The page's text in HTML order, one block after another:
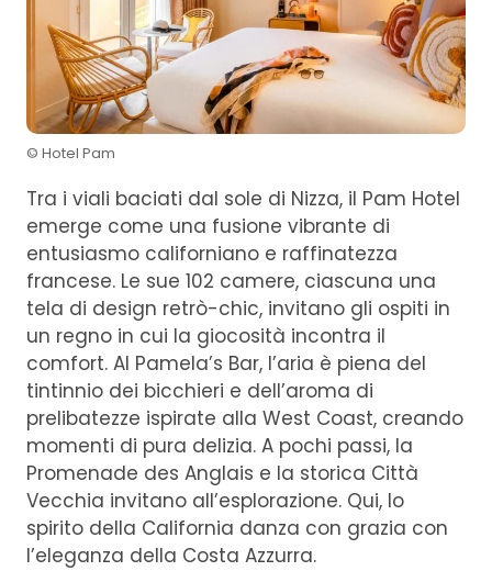
© Hotel Pam
Tra i viali baciati dal sole di Nizza, il Pam Hotel
emerge come una fusione vibrante di
entusiasmo californiano e raffinatezza
francese. Le sue 102 camere, ciascuna una
tela di design retrò-chic, invitano gli ospiti in
un regno in cui la giocosità incontra il
comfort. Al Pamela’s Bar, l’aria è piena del
tintinnio dei bicchieri e dell’aroma di
prelibatezze ispirate alla West Coast, creando
momenti di pura delizia. A pochi passi, la
Promenade des Anglais e la storica Città
Vecchia invitano all’esplorazione. Qui, lo
spirito della California danza con grazia con
l’eleganza della Costa Azzurra.